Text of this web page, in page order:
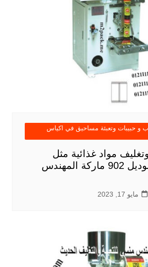
و حبيبات وتعبئة مساحيق في اكياس
وتغليف مواد غذائية مثل
المكسرات موديل 902 ماركة المهندس
مايو 17, 2023